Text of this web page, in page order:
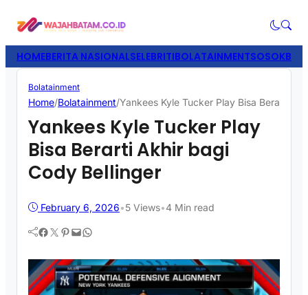
HOMEBERITA NASIONALSELEBRITIBOLATAINMENTSOSOK
Bolatainment
Home/Bolatainment/Yankees Kyle Tucker Play Bisa Berarti
Yankees Kyle Tucker Play
Bisa Berarti Akhir bagi
Cody Bellinger
February 6, 2026•5 Views•4 Min read
Facebook Twitter Pinterest Mail WhatsApp